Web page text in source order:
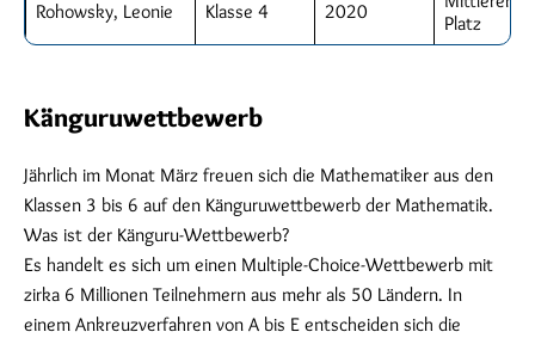
Rohowsky, Leonie Klasse 4 2020
Platz
Känguruwettbewerb
Jährlich im Monat März freuen sich die Mathematiker aus den
Klassen 3 bis 6 auf den Känguruwettbewerb der Mathematik.
Was ist der Känguru-Wettbewerb?
Es handelt es sich um einen Multiple-Choice-Wettbewerb mit
zirka 6 Millionen Teilnehmern aus mehr als 50 Ländern. In
einem Ankreuzverfahren von A bis E entscheiden sich die